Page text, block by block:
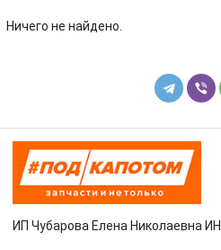
Ничего не найдено.
ИП Чубарова Елена Николаевна